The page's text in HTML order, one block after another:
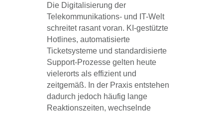
Die Digitalisierung der
Telekommunikations- und IT-Welt
schreitet rasant voran. KI-gestützte
Hotlines, automatisierte
Ticketsysteme und standardisierte
Support-Prozesse gelten heute
vielerorts als effizient und
zeitgemäß. In der Praxis entstehen
dadurch jedoch häufig lange
Reaktionszeiten, wechselnde